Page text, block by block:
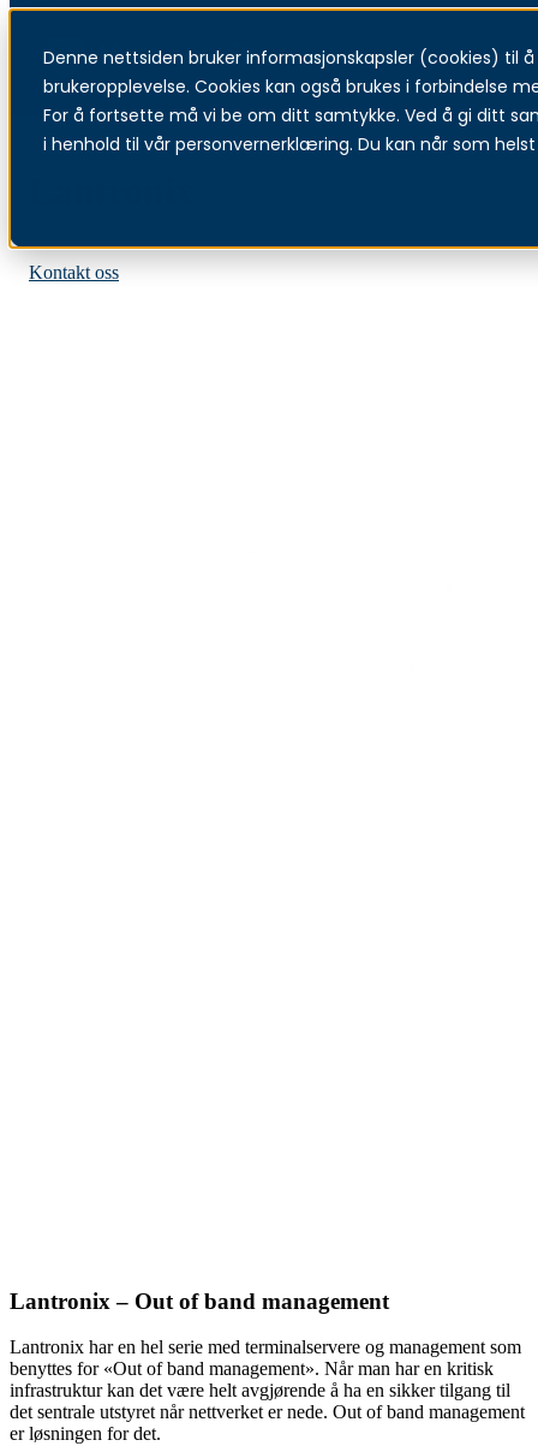
Denne nettsiden bruker informasjonskapsler (cookies) til
brukeropplevelse. Cookies kan også brukes i forbindelse
For å fortsette må vi be om ditt samtykke. Ved å gi ditt
i henhold til vår personvernerklæring. Du kan når som
Menu
Se våre OT-tjenester
Kontakt oss
Lantronix – Out of band management
Lantronix har en hel serie med terminalservere og management som
benyttes for «Out of band management». Når man har en kritisk
infrastruktur kan det være helt avgjørende å ha en sikker tilgang til
det sentrale utstyret når nettverket er nede. Out of band management
er løsningen for det.